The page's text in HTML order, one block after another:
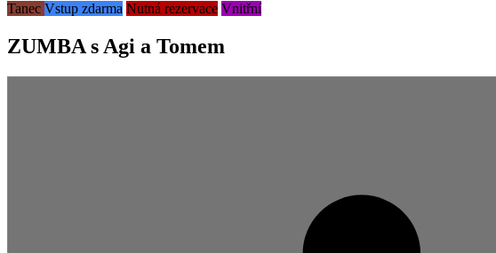
Tanec Vstup zdarma Nutná rezervace Vnitřní
ZUMBA s Agi a Tomem